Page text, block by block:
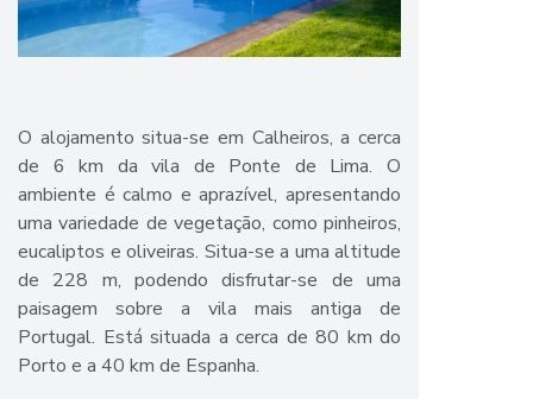
O alojamento situa-se em Calheiros, a cerca
de 6 km da vila de Ponte de Lima. O
ambiente é calmo e aprazível, apresentando
uma variedade de vegetação, como pinheiros,
eucaliptos e oliveiras. Situa-se a uma altitude
de 228 m, podendo disfrutar-se de uma
paisagem sobre a vila mais antiga de
Portugal. Está situada a cerca de 80 km do
Porto e a 40 km de Espanha.